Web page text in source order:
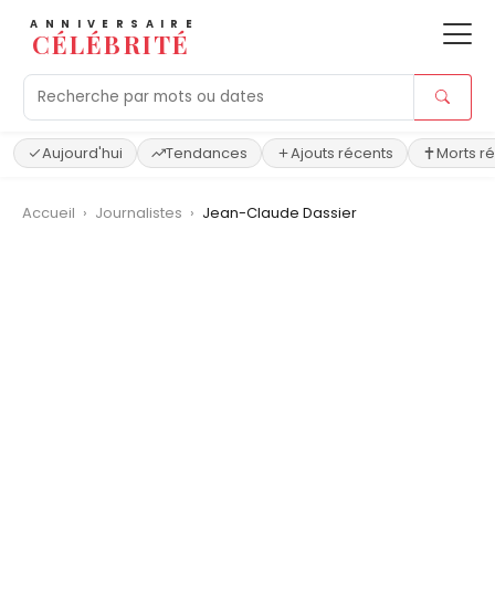
ANNIVERSAIRE
CÉLÉBRITÉ
Aujourd'hui Tendances Ajouts récents Morts
Accueil › Journalistes › Jean-Claude Dassier